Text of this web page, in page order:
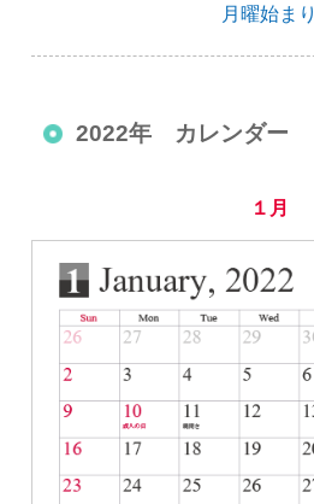
月曜始まり
2022年 カレンダー
１月